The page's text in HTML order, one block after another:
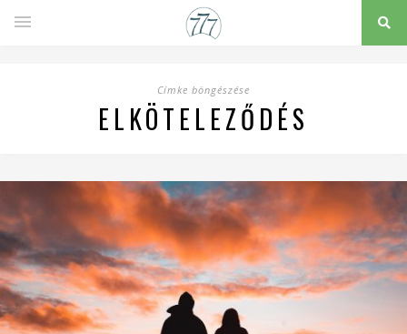
Címke böngészése
ELKÖTELEZŐDÉS